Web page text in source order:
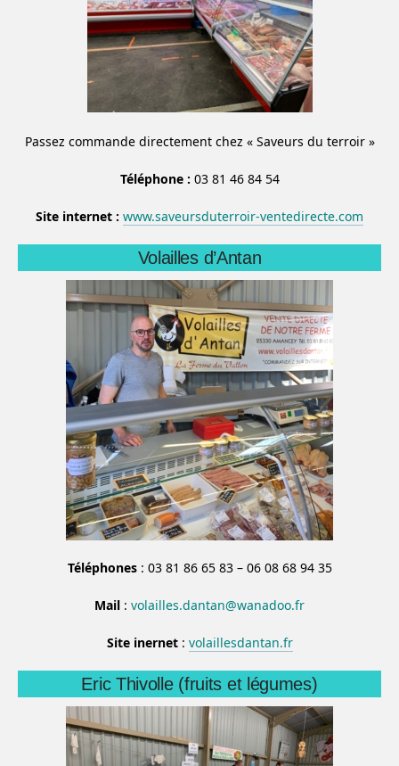
Passez commande directement chez « Saveurs du terroir »
Téléphone : 03 81 46 84 54
Site internet : www.saveursduterroir-ventedirecte.com
Volailles d’Antan
Téléphones: 03 81 86 65 83 – 06 08 68 94 35
Mail : volailles.dantan@wanadoo.fr
Site inernet: volaillesdantan.fr
Eric Thivolle (fruits et légumes)